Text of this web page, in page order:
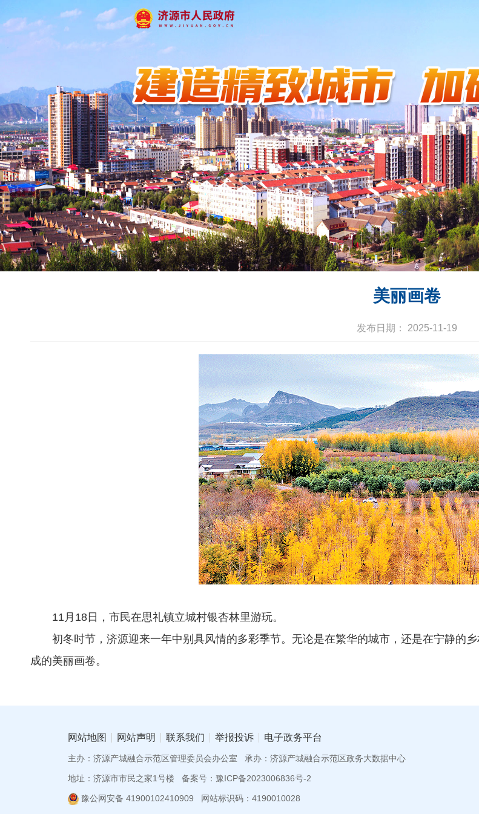
美丽画卷
发布日期： 2025-11-19
11月18日，市民在思礼镇立城村银杏林里游玩。
初冬时节，济源迎来一年中别具风情的多彩季节。无论是在繁华的城市，还是在宁静的
成的美丽画卷。
网站地图 网站声明 联系我们 举报投诉 电子政务平台
主办：济源产城融合示范区管理委员会办公室 承办：济源产城融合示范区政务大数据中心
地址：济源市市民之家1号楼 备案号：豫ICP备2023006836号-2
豫公网安备 41900102410909 网站标识码：4190010028